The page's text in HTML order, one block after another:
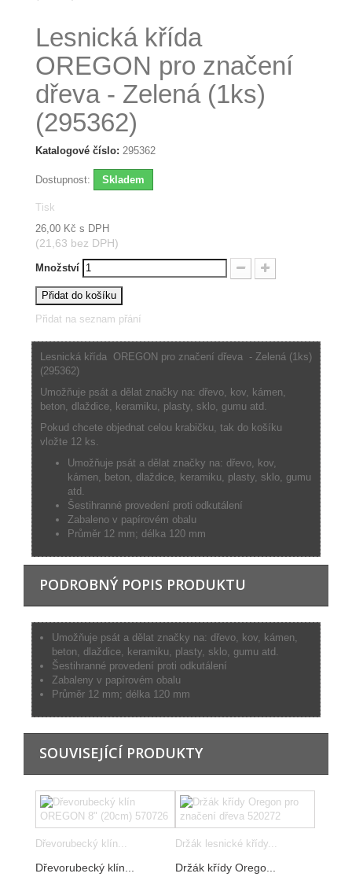
Lesnická křída
OREGON pro značení
dřeva - Zelená (1ks)
(295362)
Katalogové číslo: 295362
Dostupnost: Skladem
Tisk
26,00 Kč s DPH
(21,63 bez DPH)
Množství
Přidat do košíku
Přidat na seznam přání
Lesnická křída OREGON pro značení dřeva - Zelená (1ks)
(295362)
Umožňuje psát a dělat značky na: dřevo, kov, kámen,
beton, dlaždice, keramiku, plasty, sklo, gumu atd.
Pokud chcete objednat celou krabičku, tak do košíku
vložte 12 ks.
Umožňuje psát a dělat značky na: dřevo, kov,
kámen, beton, dlaždice, keramiku, plasty, sklo, gumu
atd.
Šestihranné provedení proti odkutálení
Zabaleno v papírovém obalu
Průměr 12 mm; délka 120 mm
PODROBNÝ POPIS PRODUKTU
Umožňuje psát a dělat značky na: dřevo, kov, kámen,
beton, dlaždice, keramiku, plasty, sklo, gumu atd.
Šestihranné provedení proti odkutálení
Zabaleny v papírovém obalu
Průměr 12 mm; délka 120 mm
SOUVISEJÍCÍ PRODUKTY
Dřevorubecký klín...
Dřevorubecký klín...
Držák lesnické křídy...
Držák křídy Orego...